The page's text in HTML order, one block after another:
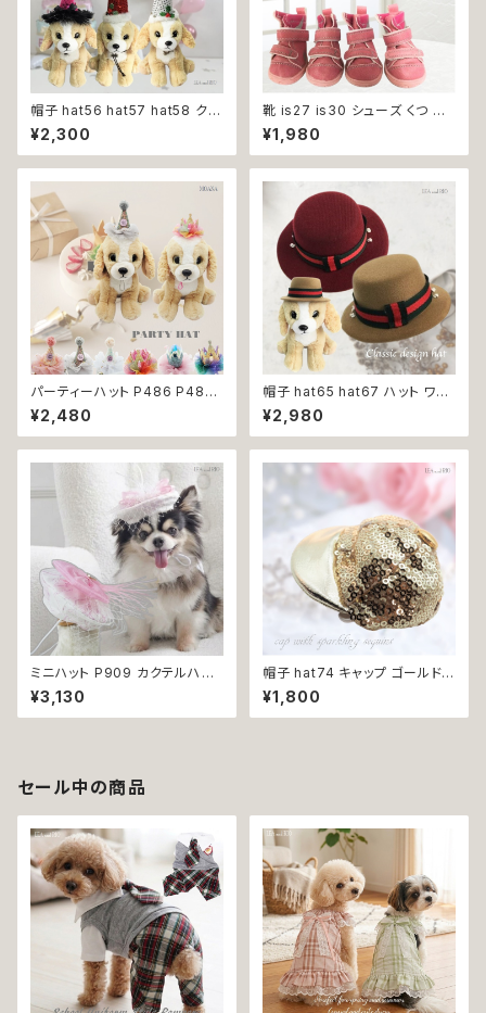
帽子 hat56 hat57 hat58 クリ
スマス レッド ピンク シルバー
とんがり帽子 パーティー 小物
アクセサリー フォーマル おしゃ
¥2,300
靴 is27 is30 シューズ くつ ス
ニーカー ドッグシューズ けが予
防 肉球保護 履かせやすい 犬
猫 ペット 返品交換不可
¥1,980
パーティーハット P486 P487
P488 P489 P490 P491 三
角帽子 とんがり帽子 王冠 帽子
ハット 誕生日 パーティー ドック
ッグ ウェア ドッグウエア 犬洋服
犬の洋服 洋服 猫 猫服 猫の服
ペット 小型犬 中型犬 おしゃれ
かわいい 可愛い 返品交換不可
¥2,480
帽子 hat65 hat67 ハット ワイ
ンレッド グリーン 緑 レッド 赤
ベージュ 小物 アクセサリー フォ
ーマル おしゃれ シック 上品 首
¥2,980
ミニハット P909 カクテルハット
風 帽子 トーク帽 ドレス帽 ドレ
スハット ファシネーター 犬 猫
ペット アイテム オシャレ おしゃ
¥3,130
帽子 hat74 キャップ ゴールド
お洒落 小物 アクセサリー フォ
ーマル おしゃれ シック 上品 首
輪 犬 犬服 猫 猫服 ペット
¥1,800
セール中の商品